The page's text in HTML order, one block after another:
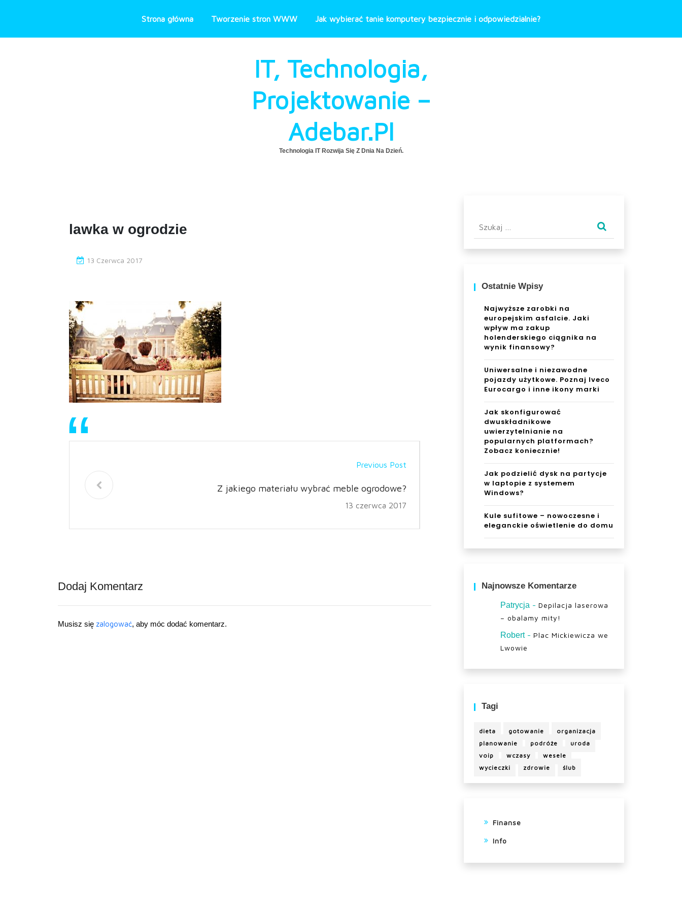
Strona główna Tworzenie stron WWW Jak wybierać tanie komputery bezpiecznie i odpowiedzialnie?
IT, Technologia,
Projektowanie –
Adebar.pl
Technologia IT Rozwija Się Z Dnia Na Dzień.
lawka w ogrodzie
13 Czerwca 2017
Previous Post
Z jakiego materiału wybrać meble ogrodowe?
13 czerwca 2017
Dodaj Komentarz
Musisz się zalogować, aby móc dodać komentarz.
Ostatnie Wpisy
Najwyższe zarobki na
europejskim asfalcie. Jaki
wpływ ma zakup
holenderskiego ciągnika na
wynik finansowy?
Uniwersalne i niezawodne
pojazdy użytkowe. Poznaj Iveco
Eurocargo i inne ikony marki
Jak skonfigurować
dwuskładnikowe
uwierzytelnianie na
popularnych platformach?
Zobacz koniecznie!
Jak podzielić dysk na partycje
w laptopie z systemem
Windows?
Kule sufitowe – nowoczesne i
eleganckie oświetlenie do domu
Najnowsze Komentarze
Patrycja - Depilacja laserowa
– obalamy mity!
Robert- Plac Mickiewicza we
Lwowie
Tagi
dieta gotowanie
organizacja
planowanie
podróże
uroda
voip
wczasy
wesele
wycieczki
zdrowie ślub
Finanse
Info